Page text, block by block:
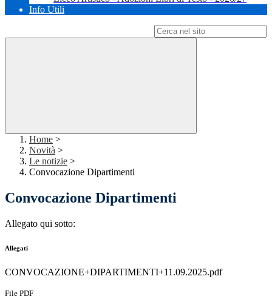
Info Utili
Home >
Novità >
Le notizie >
Convocazione Dipartimenti
Convocazione Dipartimenti
Allegato qui sotto:
Allegati
CONVOCAZIONE+DIPARTIMENTI+11.09.2025.pdf
File PDF